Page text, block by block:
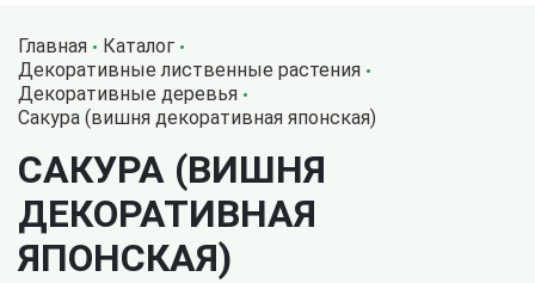
Главная
Каталог
Декоративные лиственные растения
Декоративные деревья
Сакура (вишня декоративная японская)
САКУРА (ВИШНЯ
ДЕКОРАТИВНАЯ
ЯПОНСКАЯ)